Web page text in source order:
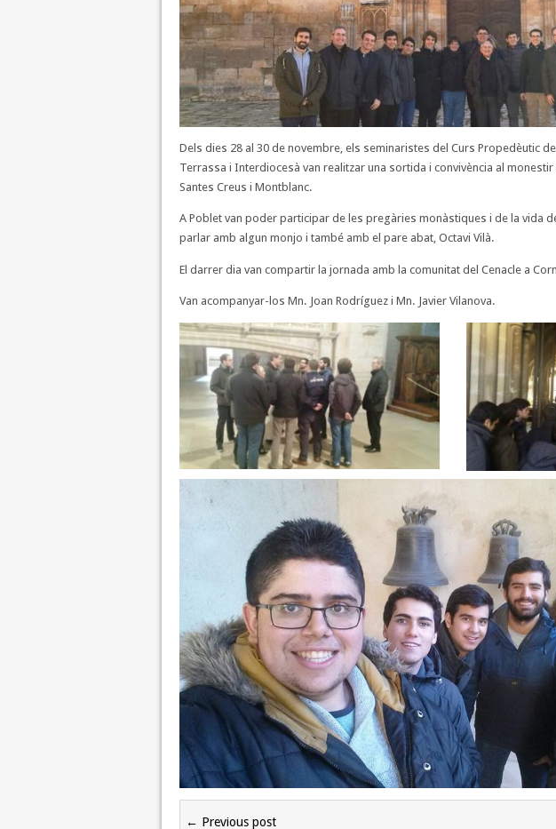
Dels dies 28 al 30 de novembre, els seminaristes del Curs Propedèutic
Terrassa i Interdiocesà van realitzar una sortida i convivència al
Santes Creus i Montblanc.
A Poblet van poder participar de les pregàries monàstiques i de la vida
parlar amb algun monjo i també amb el pare abat, Octavi Vilà.
El darrer dia van compartir la jornada amb la comunitat del Cenacle a
Van acompanyar-los Mn. Joan Rodríguez i Mn. Javier Vilanova.
← Previous post